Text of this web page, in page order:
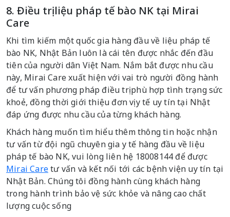
8. Điều trị liệu pháp tế bào NK tại Mirai
Care
Khi tìm kiếm một quốc gia hàng đầu về liệu pháp tế
bào NK, Nhật Bản luôn là cái tên được nhắc đến đầu
tiên của người dân Việt Nam. Nắm bắt được nhu cầu
này, Mirai Care xuất hiện với vai trò người đồng hành
để tư vấn phương pháp điều trị phù hợp tình trạng sức
khoẻ, đồng thời giới thiệu đơn vị y tế uy tín tại Nhật
đáp ứng được nhu cầu của từng khách hàng.
Khách hàng muốn tìm hiểu thêm thông tin hoặc nhận
tư vấn từ đội ngũ chuyên gia y tế hàng đầu về liệu
pháp tế bào NK, vui lòng liên hệ 18008144 để được
Mirai Caretư vấn và kết nối tới các bệnh viện uy tín tại
Nhật Bản. Chúng tôi đồng hành cùng khách hàng
trong hành trình bảo vệ sức khỏe và nâng cao chất
lượng cuộc sống